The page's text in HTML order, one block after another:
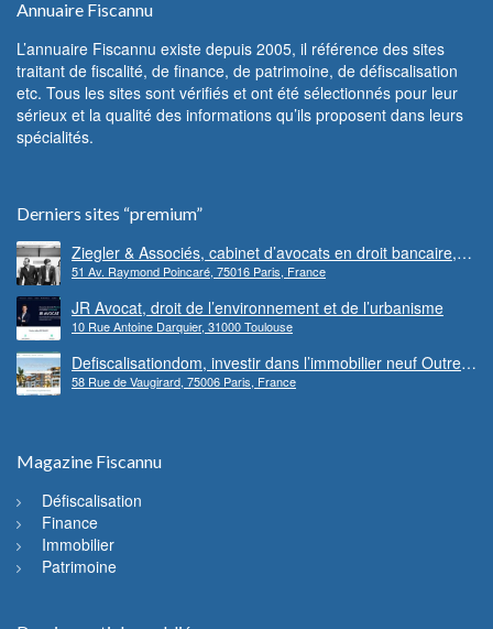
Annuaire Fiscannu
L’annuaire Fiscannu existe depuis 2005, il référence des sites
traitant de fiscalité, de finance, de patrimoine, de défiscalisation
etc. Tous les sites sont vérifiés et ont été sélectionnés pour leur
sérieux et la qualité des informations qu’ils proposent dans leurs
spécialités.
Derniers sites “premium”
Ziegler & Associés, cabinet d’avocats en droit bancaire,
cryptomonnaie et escroqueries financières
51 Av. Raymond Poincaré, 75016 Paris, France
JR Avocat, droit de l’environnement et de l’urbanisme
10 Rue Antoine Darquier, 31000 Toulouse
Defiscalisationdom, investir dans l’immobilier neuf Outre-
mer
58 Rue de Vaugirard, 75006 Paris, France
Magazine Fiscannu
Défiscalisation
Finance
Immobilier
Patrimoine